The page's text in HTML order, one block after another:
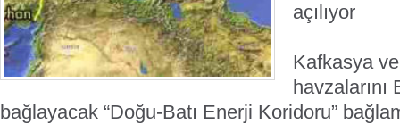
açılıyor
Kafkasya
havzalarını
bağlayacak “Doğu-Batı Enerji Koridoru”